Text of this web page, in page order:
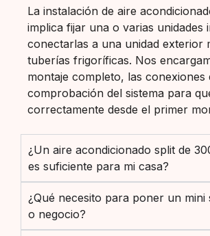
La instalación de aire
implica fijar una o varias unidades
conectarlas a una unidad exterior
tuberías frigoríficas. Nos
montaje completo, las conexiones
comprobación del sistema para
correctamente desde el primer
¿Un aire acondicionado split de
es suficiente para mi casa?
¿Qué necesito para poner un mini
o negocio?